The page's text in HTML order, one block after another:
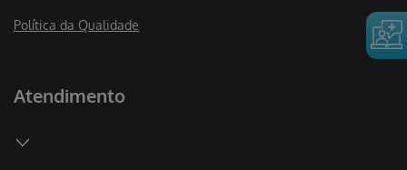
Política da Qualidade
Atendimento